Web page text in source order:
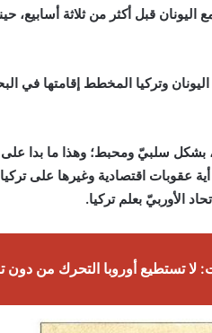
قبل أكثر من ثلاثة أسابيع،
وتركيا المخطط إقامتها في
بشكل سلبيّ ومحبط؛ وهذا ما بدا على
عقوبات اقتصادية وغيرها على
الأوربيّ بعلم تركيا.
تستطيع أوروبا التحرك من دون